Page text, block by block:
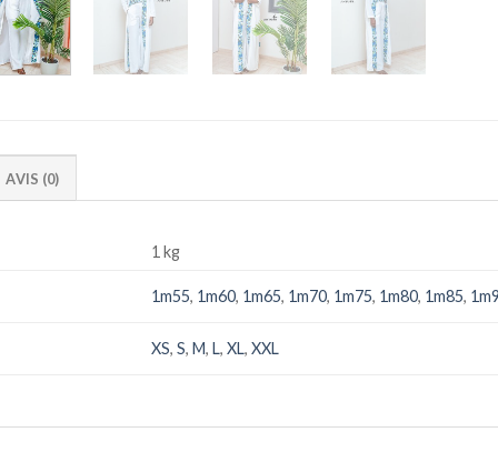
AVIS (0)
1 kg
1m55, 1m60, 1m65, 1m70, 1m75, 1m80, 1m85,
XS,S, M, L,XL,XXL